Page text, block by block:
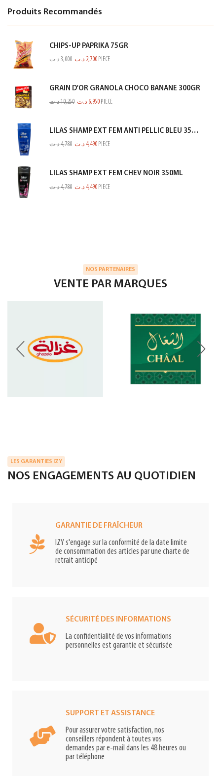
Produits Recommandés
CHIPS-UP PAPRIKA 75GR
3,000د.ت 2,700 د.ت PIECE
GRAIN D'OR GRANOLA CHOCO BANANE 300GR
10,250د.ت 6,950 د.ت PIECE
LILAS SHAMP EXT FEM ANTI PELLIC BLEU 350ML
4,780د.ت 4,490 د.ت PIECE
LILAS SHAMP EXT FEM CHEV NOIR 350ML
4,780د.ت 4,490 د.ت PIECE
NOS PARTENAIRES
VENTE PAR MARQUES
LES GARANTIES IZY
NOS ENGAGEMENTS AU QUOTIDIEN
GARANTIE DE FRAÎCHEUR
IZY s'engage sur la conformité de la date limite
de consommation des articles par une charte de
retrait anticipé
SÉCURITÉ DES INFORMATIONS
La confidentialité de vos informations
personnelles est garantie et sécurisée
SUPPORT ET ASSISTANCE
Pour assurer votre satisfaction, nos
conseillers répondent à toutes vos
demandes par e-mail dans les 48 heures ou
par téléphone